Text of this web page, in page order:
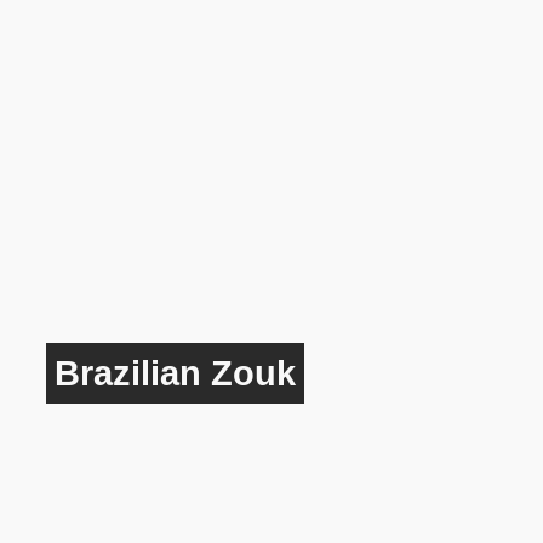
Brazilian Zouk